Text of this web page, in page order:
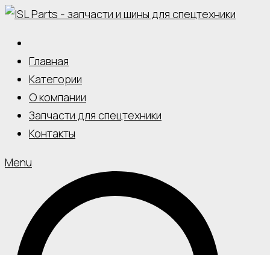
Skip
content
Главная
Категории
О компании
Запчасти для спецтехники
Контакты
Menu